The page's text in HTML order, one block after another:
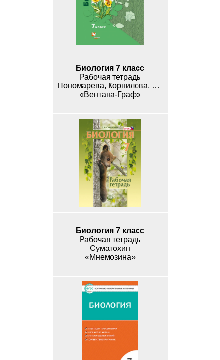
Биология 7 класс
Рабочая тетрадь
Пономарева, Корнилова, Кучменко
«Вентана-Граф»
Биология 7 класс
Рабочая тетрадь
Суматохин
«Мнемозина»